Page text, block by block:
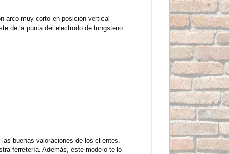
arco muy corto en posición vertical-
de la punta del electrodo de tungsteno.
buenas valoraciones de los clientes.
ferretería. Además, este modelo te lo